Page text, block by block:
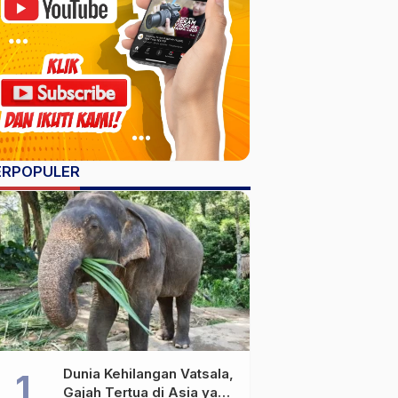
Dunia Kehilangan Vatsala,
Gajah Tertua di Asia yang